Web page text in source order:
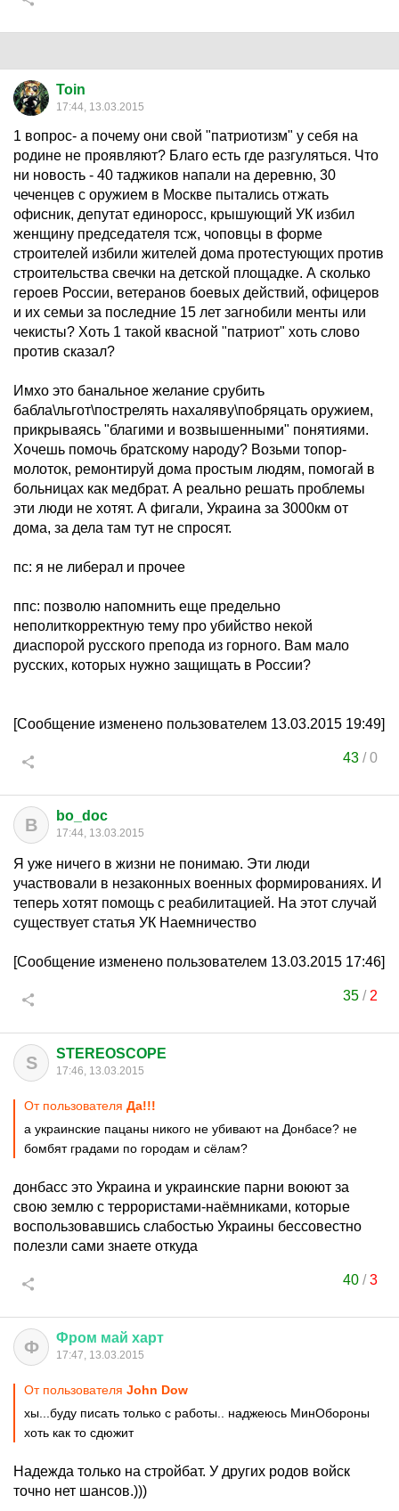
Toin
17:44, 13.03.2015
1 вопрос- а почему они свой "патриотизм" у себя на
родине не проявляют? Благо есть где разгуляться. Что
ни новость - 40 таджиков напали на деревню, 30
чеченцев с оружием в Москве пытались отжать
офисник, депутат единоросс, крышующий УК избил
женщину председателя тсж, чоповцы в форме
строителей избили жителей дома протестующих против
строительства свечки на детской площадке. А сколько
героев России, ветеранов боевых действий, офицеров
и их семьи за последние 15 лет загнобили менты или
чекисты? Хоть 1 такой квасной "патриот" хоть слово
против сказал?
Имхо это банальное желание срубить
бабла\льгот\пострелять нахаляву\побряцать оружием,
прикрываясь "благими и возвышенными" понятиями.
Хочешь помочь братскому народу? Возьми топор-
молоток, ремонтируй дома простым людям, помогай в
больницах как медбрат. А реально решать проблемы
эти люди не хотят. А фигали, Украина за 3000км от
дома, за дела там тут не спросят.
пс: я не либерал и прочее
ппс: позволю напомнить еще предельно
неполиткорректную тему про убийство некой
диаспорой русского препода из горного. Вам мало
русских, которых нужно защищать в России?
[Сообщение изменено пользователем 13.03.2015 19:49]
43 /0
B bo_doc
17:44, 13.03.2015
Я уже ничего в жизни не понимаю. Эти люди
участвовали в незаконных военных формированиях. И
теперь хотят помощь с реабилитацией. На этот случай
существует статья УК Наемничество
[Сообщение изменено пользователем 13.03.2015 17:46]
35 / 2
S STEREOSCOPE
17:46, 13.03.2015
От пользователя Да!!!
а украинские пацаны никого не убивают на Донбасе? не
бомбят градами по городам и сёлам?
донбасс это Украина и украинские парни воюют за
свою землю с террористами-наёмниками, которые
воспользовавшись слабостью Украины бессовестно
полезли сами знаете откуда
40 /3
Ф Фром май харт
17:47, 13.03.2015
От пользователя John Dow
хы...буду писать только с работы.. наджеюсь МинОбороны
хоть как то сдюжит
Надежда только на стройбат. У других родов войск
точно нет шансов.)))